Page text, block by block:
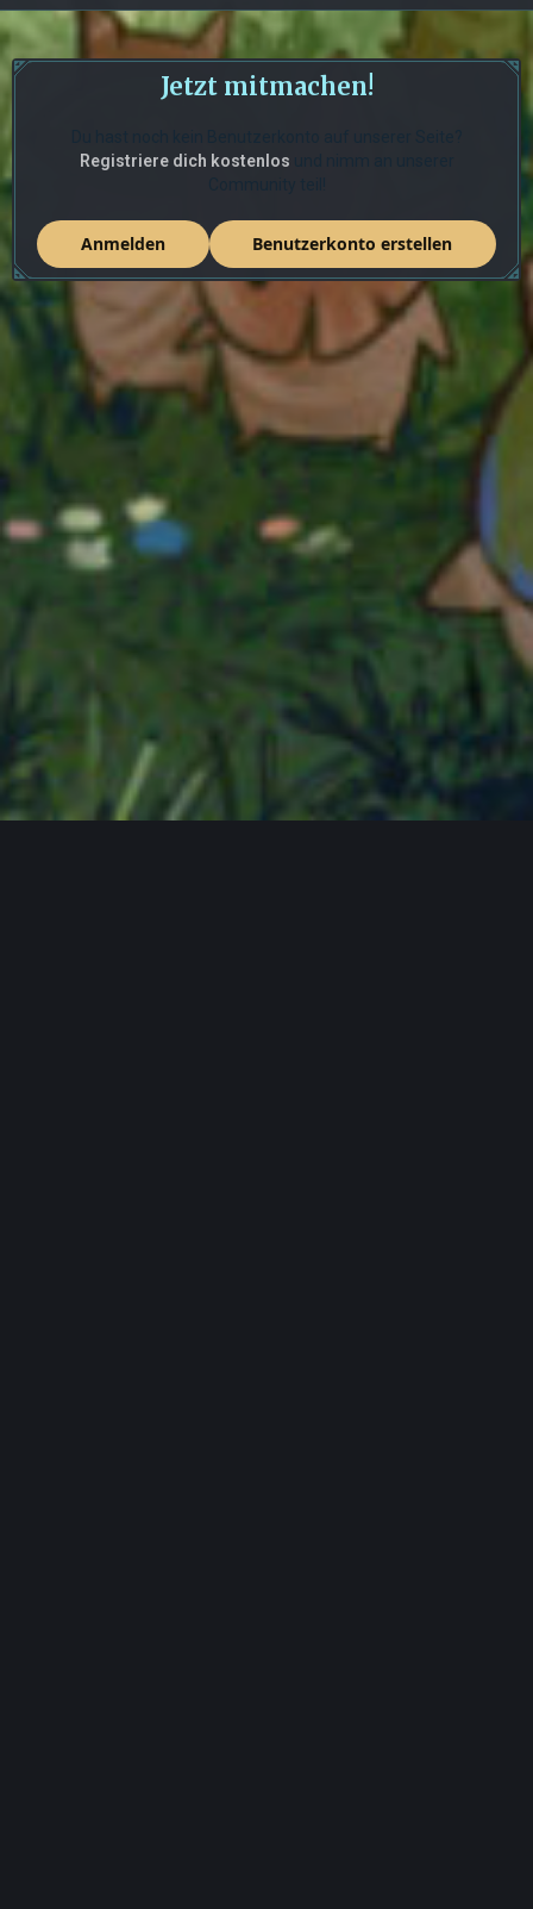
Jetzt mitmachen!
Registriere dich kostenlos
Benutzerkonto erstellen
Anmelden